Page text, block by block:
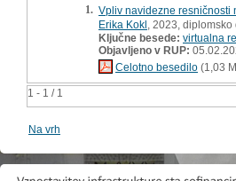
1 - 1 / 1
1. Vpliv navidezne resničnosti
Erika Kokl , 2023, diplomsko
Ključne besede: virtualna
Objavljeno v RUP:
Celotno besedilo (1,03
Na vrh